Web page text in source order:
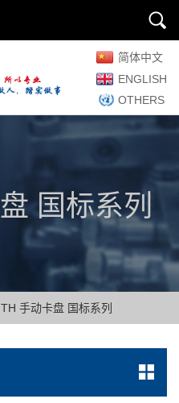
简体中文
ENGLISH
OTHERS
国标系列
手动卡盘 国标系列